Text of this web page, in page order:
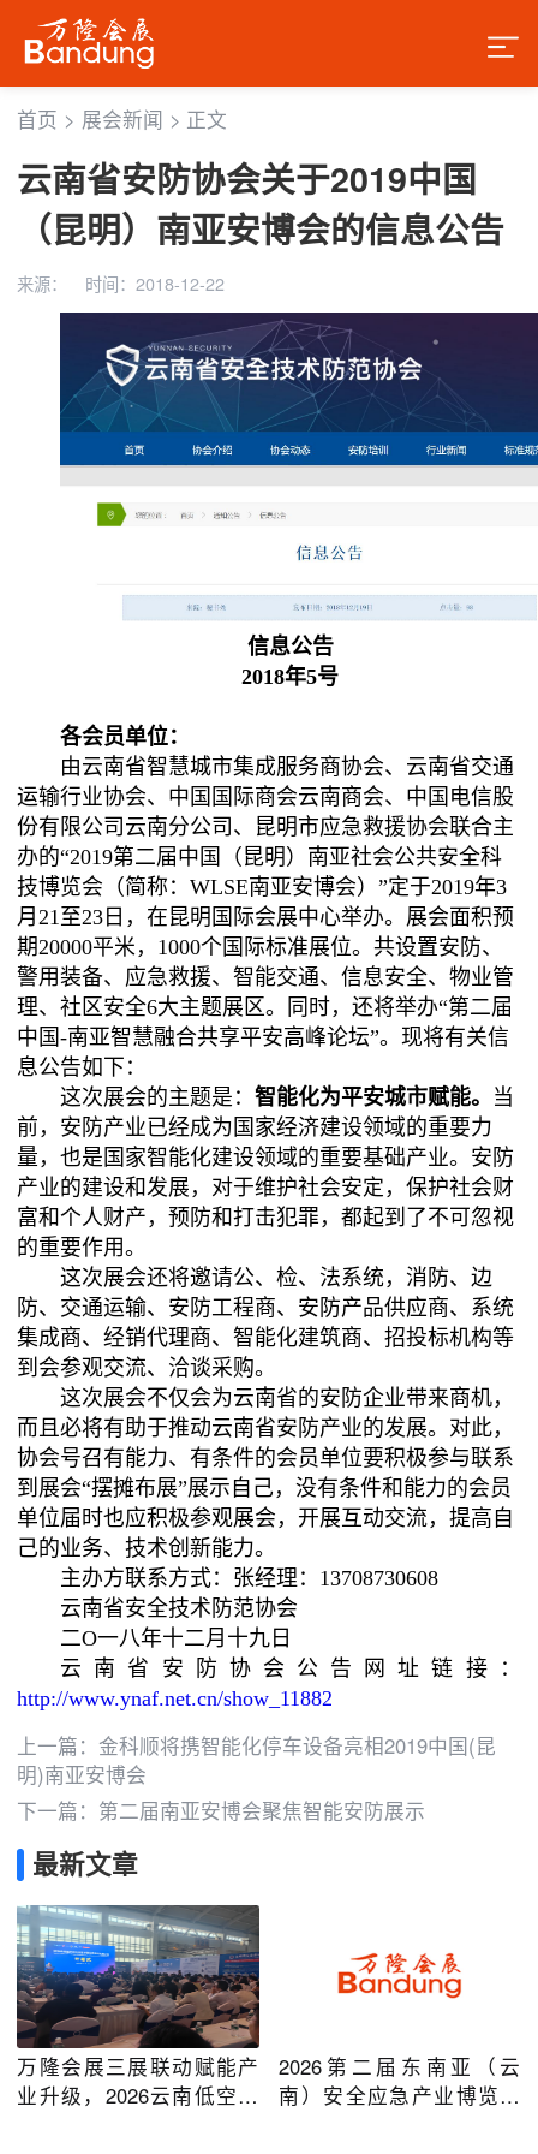
首页 > 展会新闻 > 正文
云南省安防协会关于2019中国
（昆明）南亚安博会的信息公告
来源： 时间：2018-12-22
信息公告
2018年5号
各会员单位：
由云南省智慧城市集成服务商协会、云南省交通
运输行业协会、中国国际商会云南商会、中国电信股
份有限公司云南分公司、昆明市应急救援协会联合主
办的“2019第二届中国（昆明）南亚社会公共安全科
技博览会（简称：WLSE南亚安博会）”定于2019年3
月21至23日，在昆明国际会展中心举办。展会面积预
期20000平米，1000个国际标准展位。共设置安防、
警用装备、应急救援、智能交通、信息安全、物业管
理、社区安全6大主题展区。同时，还将举办“第二届
中国-南亚智慧融合共享平安高峰论坛”。现将有关信
息公告如下：
这次展会的主题是：智能化为平安城市赋能。 当
前，安防产业已经成为国家经济建设领域的重要力
量，也是国家智能化建设领域的重要基础产业。安防
产业的建设和发展，对于维护社会安定，保护社会财
富和个人财产，预防和打击犯罪，都起到了不可忽视
的重要作用。
这次展会还将邀请公、检、法系统，消防、边
防、交通运输、安防工程商、安防产品供应商、系统
集成商、经销代理商、智能化建筑商、招投标机构等
到会参观交流、洽谈采购。
这次展会不仅会为云南省的安防企业带来商机，
而且必将有助于推动云南省安防产业的发展。对此，
协会号召有能力、有条件的会员单位要积极参与联系
到展会“摆摊布展”展示自己，没有条件和能力的会员
单位届时也应积极参观展会，开展互动交流，提高自
己的业务、技术创新能力。
主办方联系方式：张经理：13708730608
云南省安全技术防范协会
二O一八年十二月十九日
云南省安防协会公告网址链接：
http://www.ynaf.net.cn/show_11882
上一篇： 金科顺将携智能化停车设备亮相2019中国(昆
明)南亚安博会
下一篇： 第二届南亚安博会聚焦智能安防展示
最新文章
万隆会展三展联动赋能产
业升级，2026云南低空经
2026第二届东南亚（云
南）安全应急产业博览会